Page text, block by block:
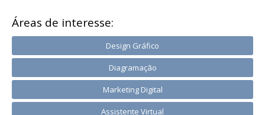
Áreas de interesse:
Design Gráfico
Diagramação
Marketing Digital
Assistente Virtual